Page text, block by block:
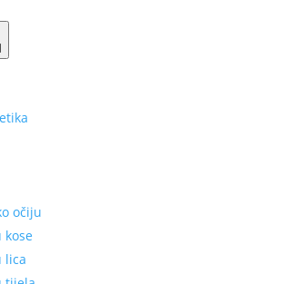
očiju
kose
lica